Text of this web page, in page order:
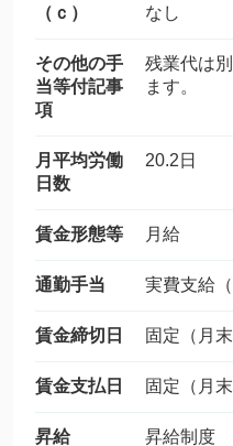
（ｃ）
なし
その他の手
当等付記事
項
残業代は
ます。
月平均労働
日数
20.2日
賃金形態等 月給
通勤手当 実費支給
賃金締切日 固定（月末
賃金支払日 固定（月
昇給 昇給制度